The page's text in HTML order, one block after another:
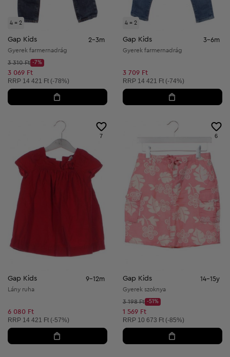
4 = 2
Gap Kids 2-3m
Gyerek farmernadrág
Kezdő ár:
3 310 Ft
Discount Price:
-7%
Csökkentett ár:
3 069 Ft
Ajánlott ár:
RRP 14 421 Ft (-78%)
4 = 2
Gap Kids 3-6m
Gyerek farmernadrág
3 709 Ft
Ajánlott ár:
RRP 14 421 Ft (-74%)
7
Gap Kids 9-12m
Lány ruha
6 080 Ft
Ajánlott ár:
RRP 14 421 Ft (-57%)
6
Gap Kids 14-15y
Gyerek szoknya
Kezdő ár:
3 198 Ft
Discount Price:
-51%
Csökkentett ár:
1 569 Ft
Ajánlott ár:
RRP 10 673 Ft (-85%)